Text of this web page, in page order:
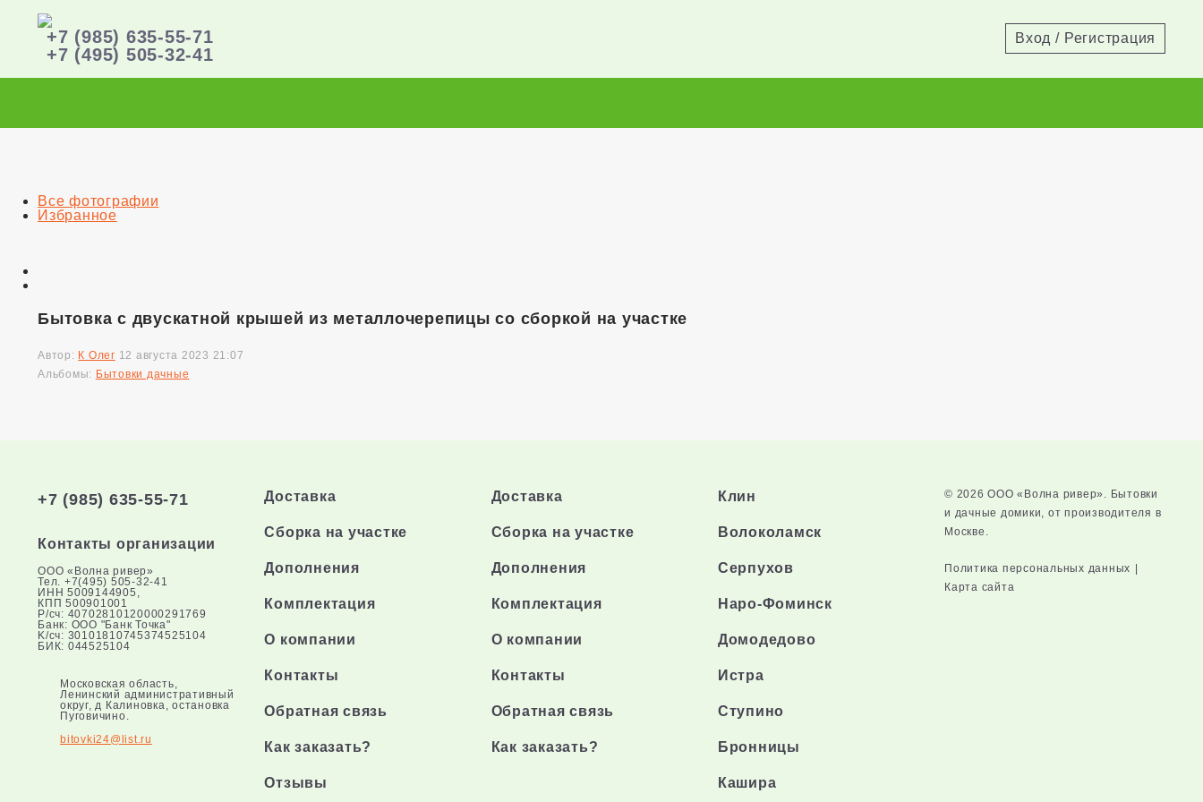
+7 (985) 635-55-71
+7 (495) 505-32-41
Вход / Регистрация
Все фотографии
Избранное
Бытовка с двускатной крышей из металлочерепицы со сборкой на участке
Автор: К Олег 12 августа 2023 21:07
Альбомы: Бытовки дачные
+7 (985) 635-55-71
Контакты организации
ООО «Волна ривер»
Тел. +7(495) 505-32-41
ИНН 5009144905,
КПП 500901001
P/cч: 40702810120000291769
Банк: ООО "Банк Точка"
K/cч: 30101810745374525104
БИК: 044525104
Московская область,
Ленинский административный
округ, д Калиновка, остановка
Пуговичино.
bitovki24@list.ru
Доставка
Сборка на участке
Дополнения
Комплектация
О компании
Контакты
Обратная связь
Как заказать?
Отзывы
Доставка
Сборка на участке
Дополнения
Комплектация
О компании
Контакты
Обратная связь
Как заказать?
Клин
Волоколамск
Серпухов
Наро-Фоминск
Домодедово
Истра
Ступино
Бронницы
Кашира
© 2026 ООО «Волна ривер». Бытовки
и дачные домики, от производителя в
Москве.
Политика персональных данных
Карта сайта